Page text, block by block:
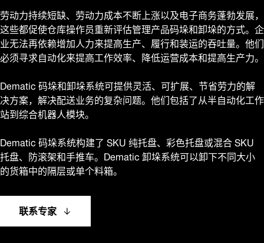
劳动力持续短缺、劳动力成本不断上涨以及电子商务蓬勃发展，
这些都促使仓库操作员重新评估管理产品码垛和卸垛的方式。企
业无法再依赖增加人力来提高生产、履行和装运的吞吐量。他们
必须寻求自动化来提高工作效率、降低运营成本和提高生产力。
Dematic 码垛和卸垛系统可提供灵活、可扩展、节省劳力的解
决方案，解决配送业务的复杂问题。他们包括了从半自动化工作
站到综合机器人模块。
Dematic 码垛系统构建了 SKU 纯托盘、彩色托盘或混合 SKU
托盘、防滚架和手推车。Dematic 卸垛系统可以卸下不同大小
的货箱中的隔层或单个料箱。
联系专家